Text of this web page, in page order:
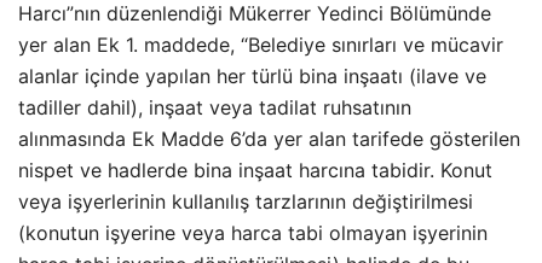
Harcı”nın düzenlendiği Mükerrer Yedinci Bölümünde
yer alan Ek 1. maddede, “Belediye sınırları ve mücavir
alanlar içinde yapılan her türlü bina inşaatı (ilave ve
tadiller dahil), inşaat veya tadilat ruhsatının
alınmasında Ek Madde 6’da yer alan tarifede gösterilen
nispet ve hadlerde bina inşaat harcına tabidir. Konut
veya işyerlerinin kullanılış tarzlarının değiştirilmesi
(konutun işyerine veya harca tabi olmayan işyerinin